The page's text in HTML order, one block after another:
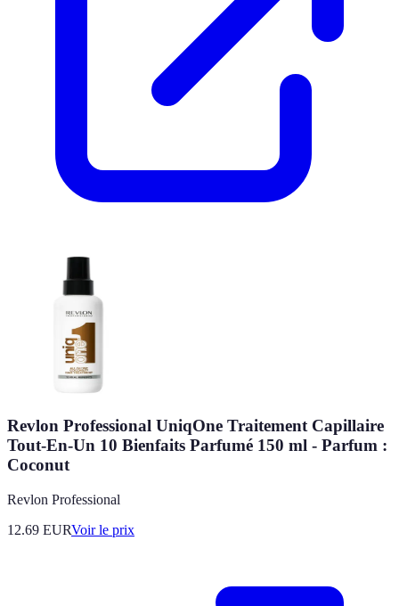
Revlon Professional UniqOne Traitement Capillaire
Tout-En-Un 10 Bienfaits Parfumé 150 ml - Parfum :
Coconut
Revlon Professional
12.69 EURVoir le prix